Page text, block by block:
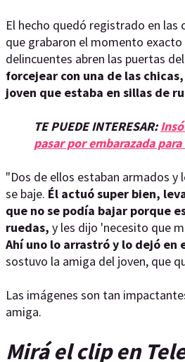
El hecho quedó registrado en las
que grabaron el momento
delincuentes abren las puertas
forcejear con una de las
joven que estaba en sillas de
TE PUEDE INTERESAR:
pasar por embarazada
"Dos de ellos estaban armados y
se baje. Él actuó super bien,
que no se podía bajar porque
ruedas, y les dijo 'necesito que
Ahí uno lo arrastró y lo dejó en
sostuvo la amiga del joven, que
Las imágenes son tan
amiga.
Mirá el clip en